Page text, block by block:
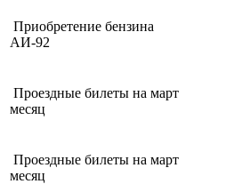
Приобретение бензина
АИ-92
Проездные билеты на март
месяц
Проездные билеты на март
месяц